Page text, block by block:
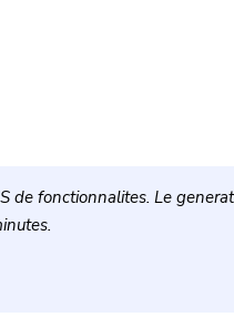
de fonctionnalites. Le